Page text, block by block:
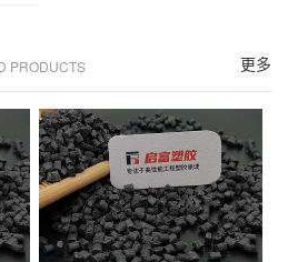
更多
PRODUCTS